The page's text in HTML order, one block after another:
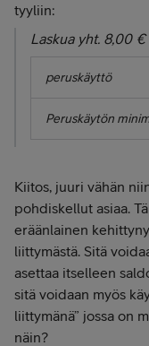
tyyliin:
Laskua yht. 8,00
peruskäyttö
Peruskäytön
Kiitos, juuri vähän
pohdiskellut asiaa.
eräänlainen
liittymästä. Sitä
asettaa itselleen
sitä voidaan myös
liittymänä” jossa on
näin?